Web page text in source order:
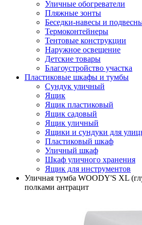
Уличные обогреватели
Пляжные зонты
Беседки-навесы и
Термоконтейнеры
Тентовые конструкции
Наружное освещение
Детские товары
Благоустройство участка
Пластиковые шкафы и тумбы
Сундук уличный
Ящик
Ящик пластиковый
Ящик садовый
Ящик уличный
Ящики и сундуки для
Пластиковый шкаф
Уличный шкаф
Шкаф уличного хранения
Ящик для инструментов
Уличная тумба WOODY'S XL
полками антрацит